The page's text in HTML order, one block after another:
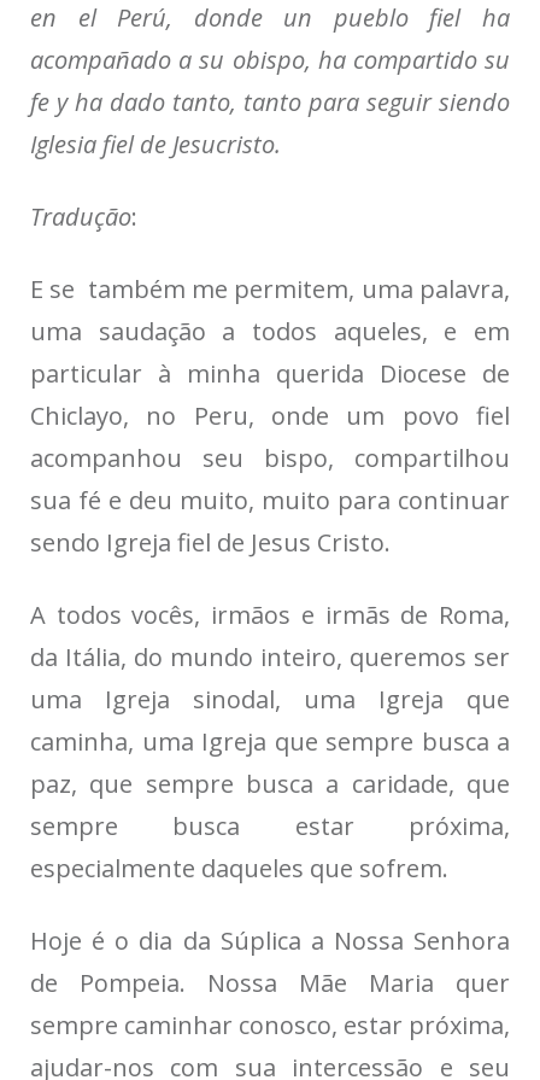
en el Perú, donde un pueblo fiel ha
acompañado a su obispo, ha compartido su
fe y ha dado tanto, tanto para seguir siendo
Iglesia fiel de Jesucristo.
Tradução:
E se também me permitem, uma palavra,
uma saudação a todos aqueles, e em
particular à minha querida Diocese de
Chiclayo, no Peru, onde um povo fiel
acompanhou seu bispo, compartilhou
sua fé e deu muito, muito para continuar
sendo Igreja fiel de Jesus Cristo.
A todos vocês, irmãos e irmãs de Roma,
da Itália, do mundo inteiro, queremos ser
uma Igreja sinodal, uma Igreja que
caminha, uma Igreja que sempre busca a
paz, que sempre busca a caridade, que
sempre busca estar próxima,
especialmente daqueles que sofrem.
Hoje é o dia da Súplica a Nossa Senhora
de Pompeia. Nossa Mãe Maria quer
sempre caminhar conosco, estar próxima,
ajudar-nos com sua intercessão e seu